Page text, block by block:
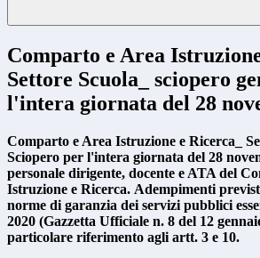
Comparto e Area Istruzione
Settore Scuola_ sciopero
l'intera giornata del 28
Comparto e Area Istruzione e Ricerca_
Sciopero per l'intera giornata del 28
personale dirigente, docente e ATA del
Istruzione e Ricerca. Adempimenti
norme di garanzia dei servizi pubblici
2020 (Gazzetta Ufficiale n. 8 del 12
particolare riferimento agli artt. 3 e 10.